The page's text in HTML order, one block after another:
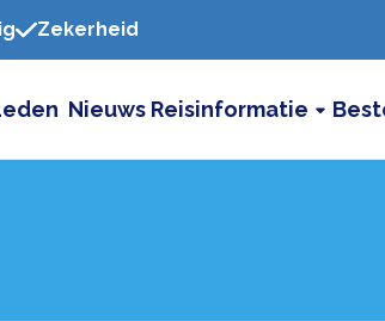
Zekerheid
Nieuws Reisinformatie